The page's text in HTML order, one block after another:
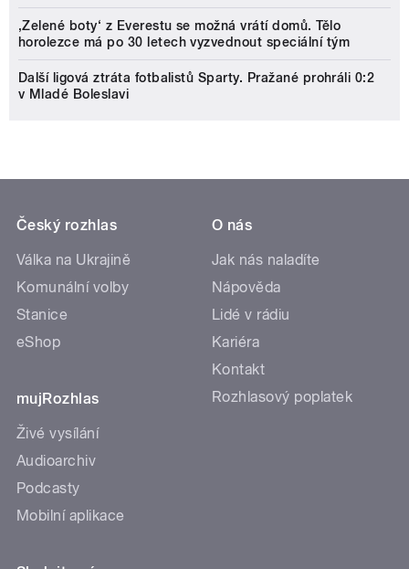
‚Zelené boty‘ z Everestu se možná vrátí domů. Tělo
horolezce má po 30 letech vyzvednout speciální tým
Další ligová ztráta fotbalistů Sparty. Pražané prohráli 0:2
v Mladé Boleslavi
Český rozhlas
Válka na Ukrajině
Komunální volby
Stanice
eShop
mujRozhlas
Živé vysílání
Audioarchiv
Podcasty
Mobilní aplikace
O nás
Jak nás naladíte
Nápověda
Lidé v rádiu
Kariéra
Kontakt
Rozhlasový poplatek